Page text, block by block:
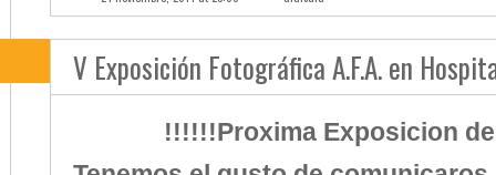
!!!!!!Proxima Exposicion
Tenemos el gusto de comunicaros
Exposición Anual 2013 se
Se puede visitar desde el 27 de